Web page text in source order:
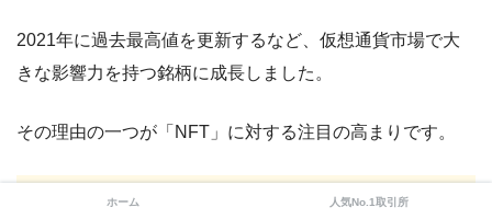
2021年に過去最高値を更新するなど、仮想通貨市場で大
きな影響力を持つ銘柄に成長しました。
その理由の一つが「NFT」に対する注目の高まりです。
NFTとは
ホーム 人気No.1取引所